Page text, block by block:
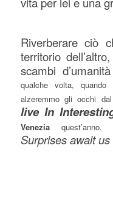
Riverberare ciò
territorio
scambi
qualche volta,
alzeremmo gli occhi
live In
Veneziaquest’anno.
Surprises await us